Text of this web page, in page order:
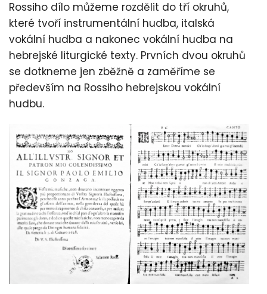
Rossiho dílo můžeme rozdělit do tří okruhů,
které tvoří instrumentální hudba, italská
vokální hudba a nakonec vokální hudba na
hebrejské liturgické texty. Prvních dvou okruhů
se dotkneme jen zběžně a zaměříme se
především na Rossiho hebrejskou vokální
hudbu.